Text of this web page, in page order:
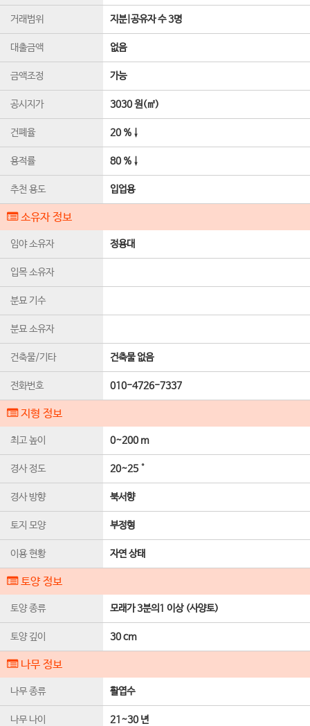
거래범위 지분|공유자 수 3명
대출금액 없음
금액조정 가능
공시지가 3030 원(㎡)
건폐율 20 %↓
용적률 80 %↓
추천 용도 입업용
소유자 정보
임야 소유자 정용대
입목 소유자
분묘 기수
분묘 소유자
건축물/기타 건축물 없음
전화번호 010-4726-7337
지형 정보
최고 높이 0~200 m
경사 정도 20~25˚
경사 방향 북서향
토지 모양 부정형
이용 현황 자연 상태
토양 정보
토양 종류 모래가 3분의1 이상 (사양토)
토양 깊이 30 cm
나무 정보
나무 종류 활엽수
나무 나이 21~30 년